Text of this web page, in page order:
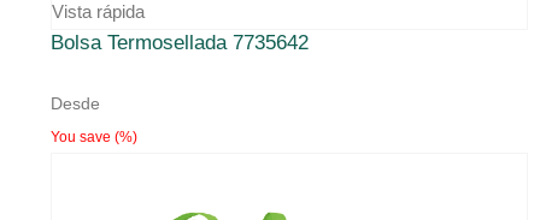
Vista rápida
Bolsa Termosellada 7735642
Desde
You save (%)